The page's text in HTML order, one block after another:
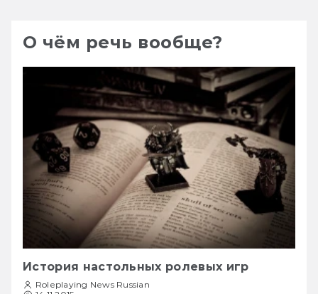
О чём речь вообще?
История настольных ролевых игр
Roleplaying News Russian